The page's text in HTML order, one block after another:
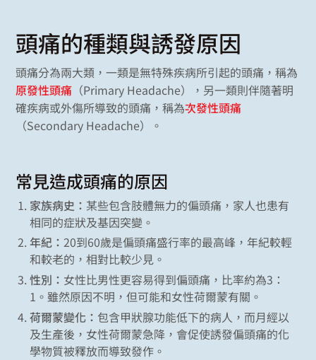
頭痛的種類與誘發原因
頭痛分為兩大類，一類是無特殊疾病所引起的頭痛，稱為
原發性頭痛 （Primary Headache），另一類則伴隨著明
確疾病或外傷所導致的頭痛，稱為次發性頭痛
（Secondary Headache）。
常見造成頭痛的原因
家族病史： 某些包含肢體無力的偏頭痛，家人也患有
相同的症狀及基因突變。
年紀：20到60歲是偏頭痛盛行率的最高峰，年紀較輕
和較老的，相對比較少見。
性別： 女性比男性更容易得到偏頭痛，比率約為3：
1。雖然原因不明，但可能和女性荷爾蒙有關。
荷爾蒙變化： 包含甲狀腺功能低下的病人，而月經以
及生產後，女性荷爾蒙急降，會促使誘發偏頭痛的化
學物質被釋放而導致發作。